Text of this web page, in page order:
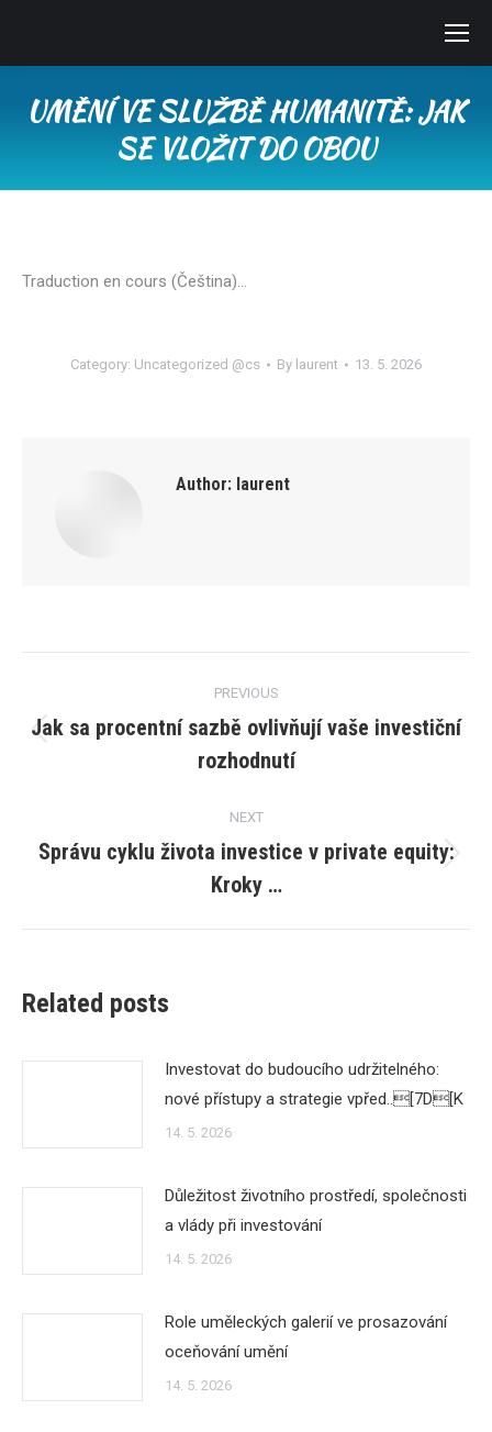
UMĚNÍ VE SLUŽBĚ HUMANITĚ: JAK
SE VLOŽIT DO OBOU
Traduction en cours (Čeština)…
Category: Uncategorized @cs By laurent 13. 5. 2026
Author: laurent
navigation
PREVIOUS
post:
Jak sa procentní sazbě ovlivňují vaše investiční
rozhodnutí
NEXT
post:
Správu cyklu života investice v private equity:
Kroky …
Related posts
Investovat do budoucího udržitelného:
nové přístupy a strategie vpřed..[7D[K
14. 5. 2026
Důležitost životního prostředí, společnosti
a vlády při investování
14. 5. 2026
Role uměleckých galerií ve prosazování
oceňování umění
14. 5. 2026